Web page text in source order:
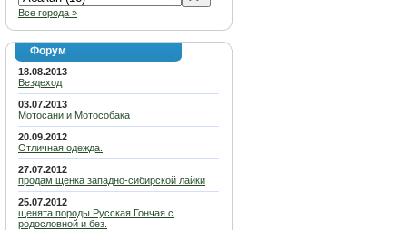
Все города »
Форум
18.08.2013
Вездеход
03.07.2013
Мотосани и Мотособака
20.09.2012
Отличная одежда.
27.07.2012
продам щенка западно-сибирской лайки
25.07.2012
щенята породы Русская Гончая с
родословной и без.